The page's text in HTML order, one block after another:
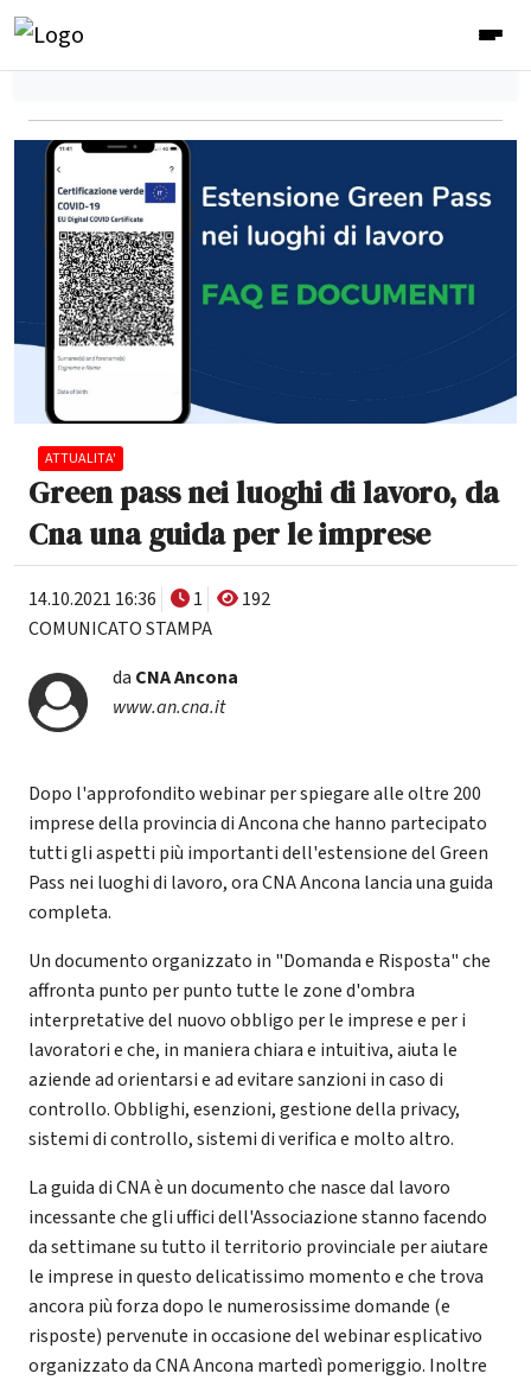
ATTUALITA'
Green pass nei luoghi di lavoro, da
Cna una guida per le imprese
14.10.2021 16:36 1
192
COMUNICATO STAMPA
da CNA Ancona
www.an.cna.it
Dopo l'approfondito webinar per spiegare alle oltre 200
imprese della provincia di Ancona che hanno partecipato
tutti gli aspetti più importanti dell'estensione del Green
Pass nei luoghi di lavoro, ora CNA Ancona lancia una guida
completa.
Un documento organizzato in "Domanda e Risposta" che
affronta punto per punto tutte le zone d'ombra
interpretative del nuovo obbligo per le imprese e per i
lavoratori e che, in maniera chiara e intuitiva, aiuta le
aziende ad orientarsi e ad evitare sanzioni in caso di
controllo. Obblighi, esenzioni, gestione della privacy,
sistemi di controllo, sistemi di verifica e molto altro.
La guida di CNA è un documento che nasce dal lavoro
incessante che gli uffici dell'Associazione stanno facendo
da settimane su tutto il territorio provinciale per aiutare
le imprese in questo delicatissimo momento e che trova
ancora più forza dopo le numerosissime domande (e
risposte) pervenute in occasione del webinar esplicativo
organizzato da CNA Ancona martedì pomeriggio. Inoltre